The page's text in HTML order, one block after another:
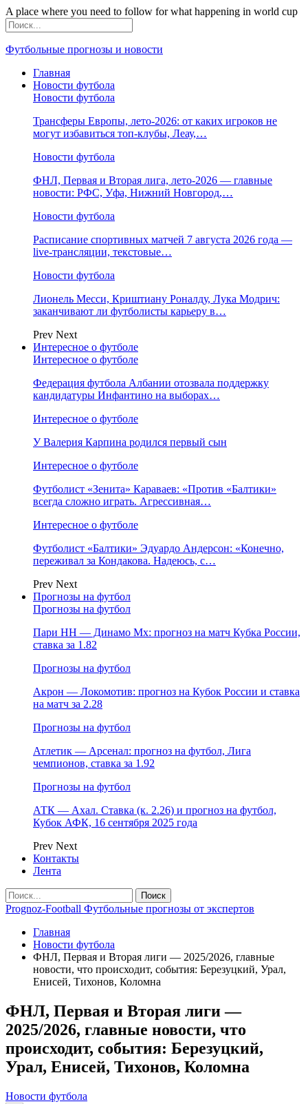
A place where you need to follow for what happening in world cup
Футбольные прогнозы и новости
Главная
Новости футбола
Новости футбола
Трансферы Европы, лето-2026: от каких игроков не
могут избавиться топ-клубы, Леау,…
Новости футбола
ФНЛ, Первая и Вторая лига, лето-2026 — главные
новости: РФС, Уфа, Нижний Новгород,…
Новости футбола
Расписание спортивных матчей 7 августа 2026 года —
live-трансляции, текстовые…
Новости футбола
Лионель Месси, Криштиану Роналду, Лука Модрич:
заканчивают ли футболисты карьеру в…
Prev Next
Интересное о футболе
Интересное о футболе
Федерация футбола Албании отозвала поддержку
кандидатуры Инфантино на выборах…
Интересное о футболе
У Валерия Карпина родился первый сын
Интересное о футболе
Футболист «Зенита» Караваев: «Против «Балтики»
всегда сложно играть. Агрессивная…
Интересное о футболе
Футболист «Балтики» Эдуардо Андерсон: «Конечно,
переживал за Кондакова. Надеюсь, с…
Prev Next
Прогнозы на футбол
Прогнозы на футбол
Пари НН — Динамо Мх: прогноз на матч Кубка России,
ставка за 1.82
Прогнозы на футбол
Акрон — Локомотив: прогноз на Кубок России и ставка
на матч за 2.28
Прогнозы на футбол
Атлетик — Арсенал: прогноз на футбол, Лига
чемпионов, ставка за 1.92
Прогнозы на футбол
АТК — Ахал. Ставка (к. 2.26) и прогноз на футбол,
Кубок АФК, 16 сентября 2025 года
Prev Next
Контакты
Лента
Prognoz-Football Футбольные прогнозы от экспертов
Главная
Новости футбола
ФНЛ, Первая и Вторая лиги — 2025/2026, главные
новости, что происходит, события: Березуцкий, Урал,
Енисей, Тихонов, Коломна
ФНЛ, Первая и Вторая лиги —
2025/2026, главные новости, что
происходит, события: Березуцкий,
Урал, Енисей, Тихонов, Коломна
Новости футбола